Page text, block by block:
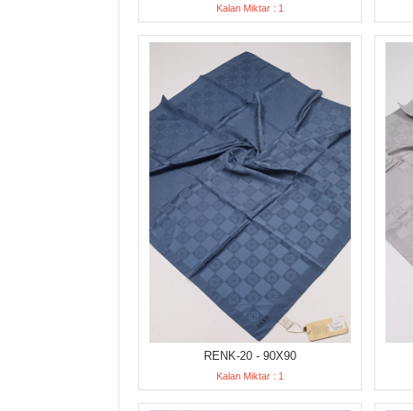
Kalan Miktar : 1
RENK-20 - 90X90
Kalan Miktar : 1